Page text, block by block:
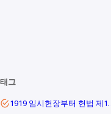
태그
1919 임시